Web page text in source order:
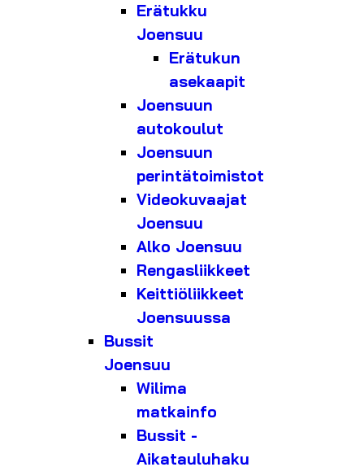
Erätukku
Joensuu
Erätukun
asekaapit
Joensuun
autokoulut
Joensuun
perintätoimistot
Videokuvaajat
Joensuu
Alko Joensuu
Rengasliikkeet
Keittiöliikkeet
Joensuussa
Bussit
Joensuu
Wilima
matkainfo
Bussit -
Aikatauluhaku